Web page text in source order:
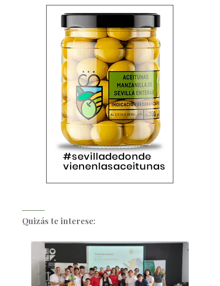
Quizás te interese: